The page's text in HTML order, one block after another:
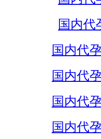
国内代
国内代
国内代
国内代
国内代